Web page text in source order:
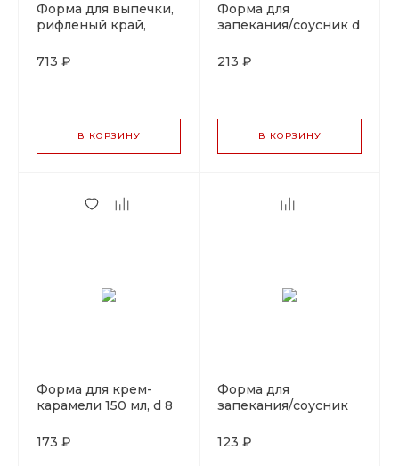
Форма для выпечки,
рифленый край,
см, h 2 см, P.L. Proff
713 ₽
В КОРЗИНУ
Форма для
запекания/соусник d
нержавейка, P.L.
213 ₽
В КОРЗИНУ
Форма для крем-
карамели 150 мл, d 8
P.L. Proff Cuisine
173 ₽
Форма для
запекания/соусник
см, алюминий, P.L.
123 ₽